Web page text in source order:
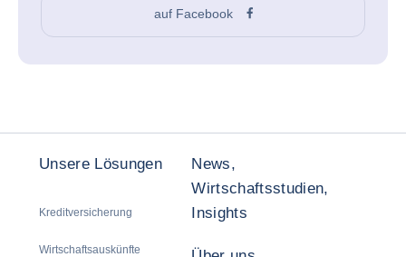
auf Facebook
Unsere Lösungen
Kreditversicherung
Wirtschaftsauskünfte
News,
Wirtschaftsstudien,
Insights